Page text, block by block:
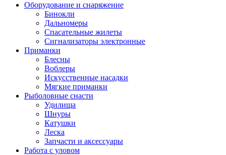
Оборудование и снаряжение
Бинокли
Дальномеры
Спасательные жилеты
Сигнализаторы электронные
Приманки
Блесны
Воблеры
Искусственные насадки
Мягкие приманки
Рыболовные снасти
Удилища
Шнуры
Катушки
Леска
Запчасти и аксессуары
Работа с уловом